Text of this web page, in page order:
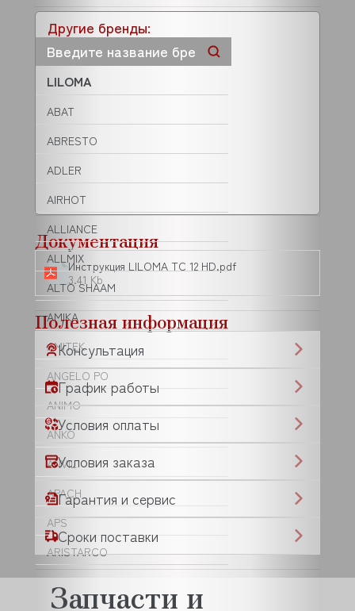
Другие бренды:
LILOMA
ABAT
ABRESTO
ADLER
AIRHOT
ALLIANCE
ALLMIX
ALTO SHAAM
AMIKA
AMITEK
ANGELO PO
ANIMO
ANKO
ANVIL
APACH
APS
ARISTARCO
ARKTO
Документация
Инструкция LILOMA TC 12 HD.pdf
3.41 Kb
Полезная информация
Консультация
График работы
Условия оплаты
Условия заказа
Гарантия и сервис
Сроки поставки
Запчасти и